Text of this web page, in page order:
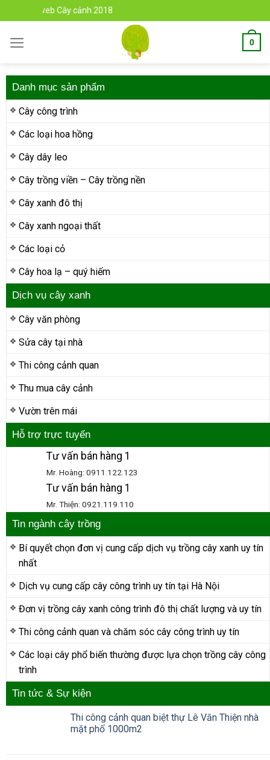
to
content
web Cây cảnh 2018
0
Danh mục sản phẩm
Cây công trình
Các loại hoa hồng
Cây dây leo
Cây trồng viền – Cây trồng nền
Cây xanh đô thị
Cây xanh ngoại thất
Các loại cỏ
Cây hoa lạ – quý hiếm
Dịch vụ cây xanh
Cây văn phòng
Sửa cây tại nhà
Thi công cảnh quan
Thu mua cây cảnh
Vườn trên mái
Hỗ trợ trực tuyến
Tư vấn bán hàng 1
Mr. Hoàng: 0911.122.123
Tư vấn bán hàng 1
Mr. Thiện: 0921.119.110
Tin ngành cây trồng
Bí quyết chọn đơn vị cung cấp dịch vụ trồng cây xanh uy tín
nhất
Dịch vụ cung cấp cây công trình uy tín tại Hà Nội
Đơn vị trồng cây xanh công trình đô thị chất lượng và uy tín
Thi công cảnh quan và chăm sóc cây công trình uy tín
Các loại cây phổ biến thường được lựa chọn trồng cây công
trình
Tin tức & Sự kiện
Thi công cảnh quan biệt thự Lê Văn Thiện nhà
mặt phố 1000m2